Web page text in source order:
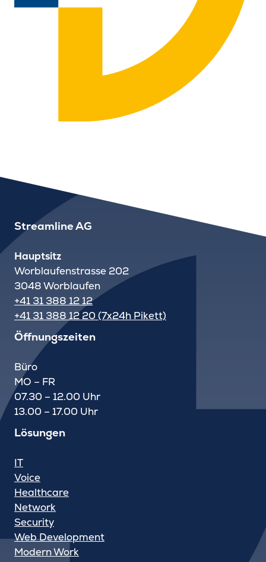
Streamline AG
Hauptsitz
Worblaufenstrasse 202
3048 Worblaufen
+41 31 388 12 12
+41 31 388 12 20 (7x24h Pikett)
Öffnungszeiten
Büro
MO – FR
07.30 – 12.00 Uhr
13.00 – 17.00 Uhr
Lösungen
IT
Voice
Healthcare
Network
Security
Web Development
Modern Work